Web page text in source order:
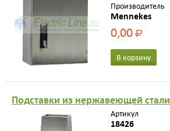
Производитель
Mennekes
0,00Р
В корзину
Подстaвки из нержaвеющей стaли
Артикул
18426